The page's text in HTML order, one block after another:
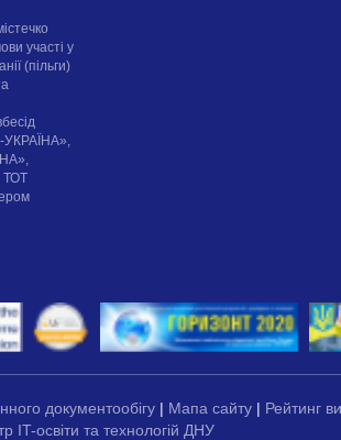
участі у
(пільги)
ТОТ
документообігу | Мапа сайту | Рейтинг
IT-освіти та технологій ДНУ